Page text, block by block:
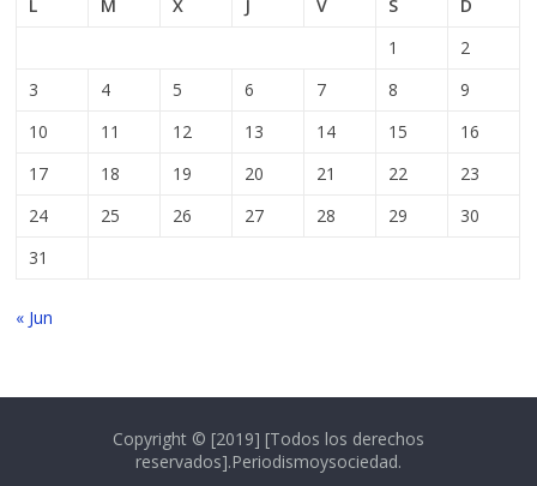
L
M X J V S
D
1
2
3
4 5 6 7 8
9
10
11 12 13 14 15
16
17
18 19 20 21 22
23
24
25 26 27 28 29
30
31
« Jun
Copyright © [2019] [Todos los derechos
reservados].Periodismoysociedad.